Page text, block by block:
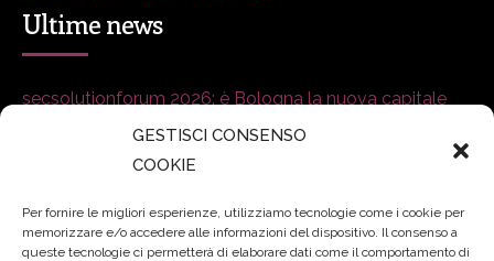
GESTISCI CONSENSO
COOKIE
Per fornire le migliori esperienze, utilizziamo tecnologie come i cookie per
memorizzare e/o accedere alle informazioni del dispositivo. Il consenso a
queste tecnologie ci permetterà di elaborare dati come il comportamento di
Ultime news
secsolutionforum 2026: è Bologna la nuova capitale
italiana della security 27 Luglio 2026
algoritmi del potere serve una governance condivisa»
21 Luglio 2026